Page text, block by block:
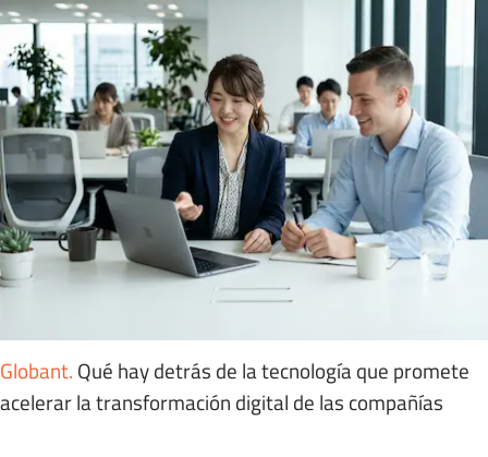
Globant. Qué hay detrás de la tecnología que promete
acelerar la transformación digital de las compañías